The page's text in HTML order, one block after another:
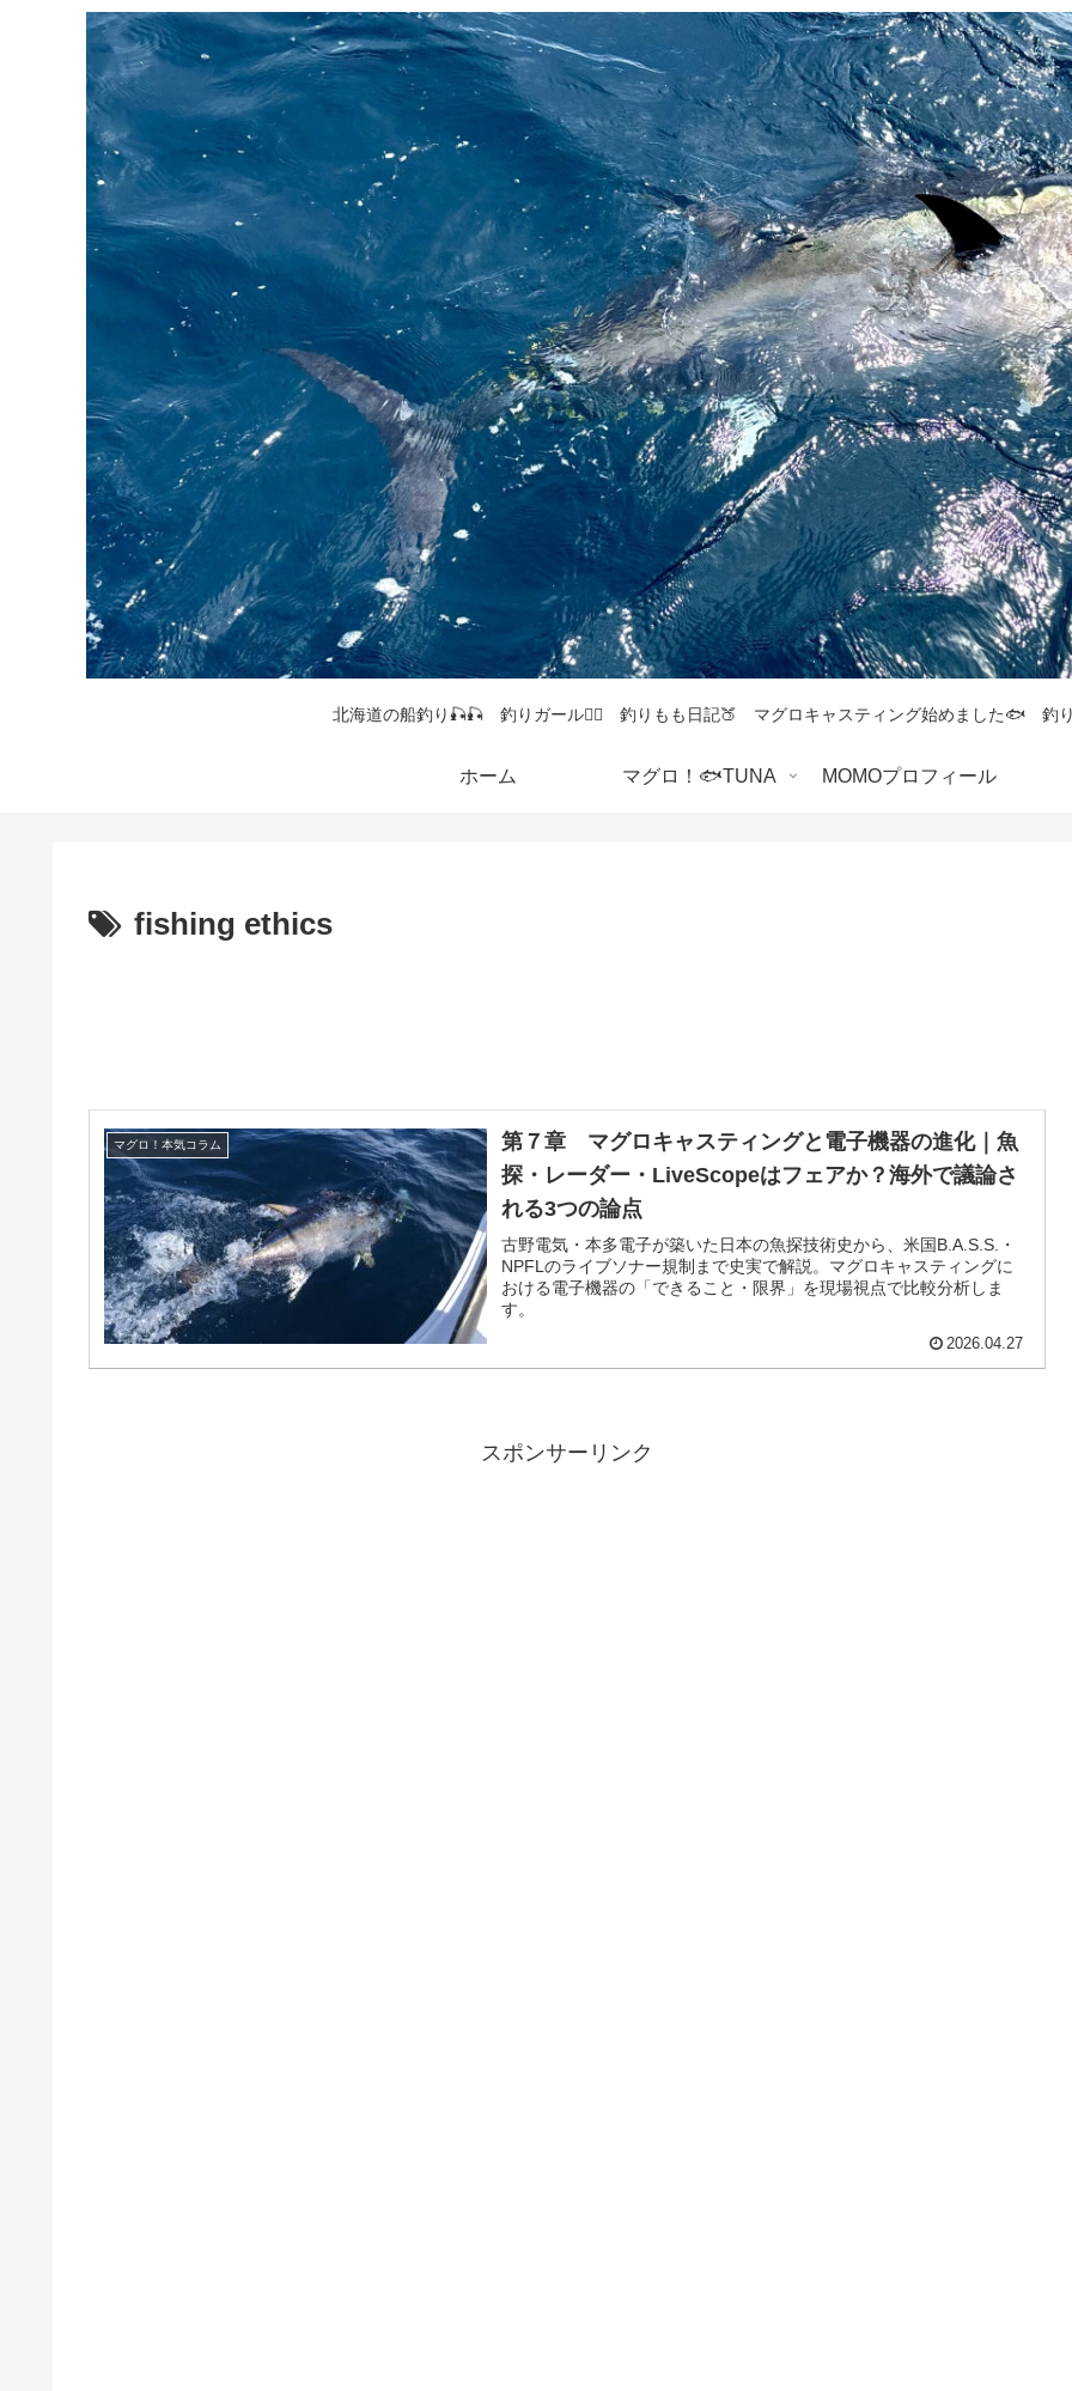
北海道の船釣り🎣🎣 釣りガール💁‍♀️ 釣りもも日記🍑 マグロキャスティング始めました🐟 釣
ホーム マグロ！🐟TUNA MOMOプロフィール
fishing ethics
マグロ！本気コラム
第７章 マグロキャスティングと電子機器の進化｜魚
探・レーダー・LiveScopeはフェアか？海外で議論さ
れる3つの論点
古野電気・本多電子が築いた日本の魚探技術史から、米国B.A.S.S.・
NPFLのライブソナー規制まで史実で解説。マグロキャスティングに
おける電子機器の「できること・限界」を現場視点で比較分析しま
す。
2026.04.27
スポンサーリンク